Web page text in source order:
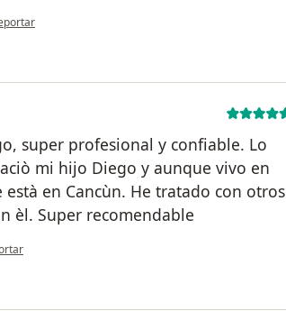
opinión del usuario paciente
super profesional y confiable. Lo
mi hijo Diego y aunque vivo en
en Cancùn. He tratado con otros
èl. Super recomendable
del usuario paciente anónimo